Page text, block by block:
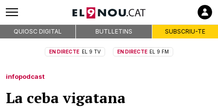
QUIOSC DIGITAL BUTLLETINS SUBSCRIU-TE
EN DIRECTE EL 9 TV EN DIRECTE EL 9 FM
infopodcast
La ceba vigatana